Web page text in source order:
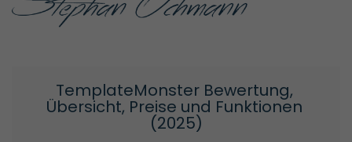
TemplateMonster Bewertung,
Übersicht, Preise und Funktionen
(2025)